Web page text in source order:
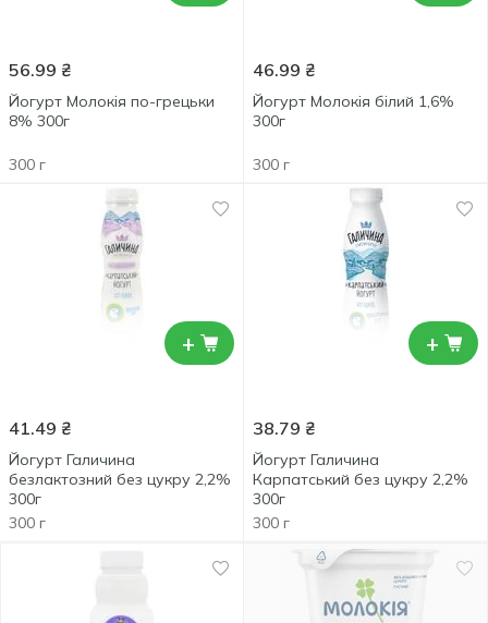
56.99 ₴
Йогурт Молокія по-грецьки
8% 300г
300 г
46.99 ₴
Йогурт Молокія білий 1,6%
300г
300 г
+
41.49 ₴
Йогурт Галичина
безлактозний без цукру 2,2%
300г
300 г
+
38.79 ₴
Йогурт Галичина
Карпатський без цукру 2,2%
300г
300 г